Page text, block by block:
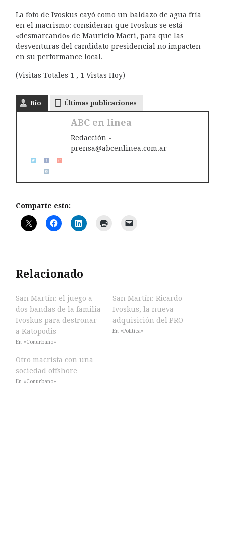
La foto de Ivoskus cayó como un baldazo de agua fría
en el macrismo: consideran que Ivoskus se está
«desmarcando» de Mauricio Macri, para que las
desventuras del candidato presidencial no impacten
en su performance local.
(Visitas Totales 1 , 1 Vistas Hoy)
Bio Últimas publicaciones
ABC en linea
Redacción -
prensa@abcenlinea.com.ar
Comparte esto:
Relacionado
San Martín: el juego a
dos bandas de la familia
Ivoskus para destronar
a Katopodis
En «Conurbano»
San Martín: Ricardo
Ivoskus, la nueva
adquisición del PRO
En «Política»
Otro macrista con una
sociedad offshore
En «Conurbano»